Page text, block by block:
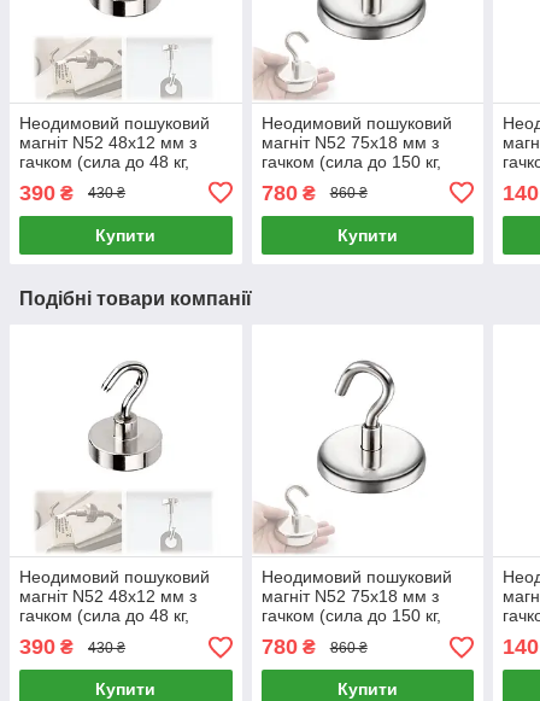
Неодимовий пошуковий
магніт N52 48х12 мм з
гачком (сила до 48 кг,
390 ₴ 430 ₴
Купити
Неодимовий пошуковий
магніт N52 75х18 мм з
гачком (сила до 150 кг,
780₴ 860 ₴
Купити
140
Подібні товари компанії
Неодимовий пошуковий
магніт N52 48х12 мм з
гачком (сила до 48 кг,
різьба M8, 1 шт)
390 ₴ 430 ₴
Купити
Неодимовий пошуковий
магніт N52 75х18 мм з
гачком (сила до 150 кг,
різьба M10, 1 шт)
780₴ 860 ₴
Купити
140